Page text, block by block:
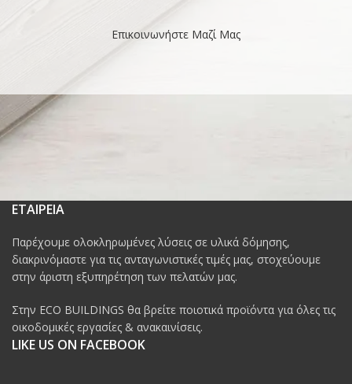
Επικοινωνήστε Μαζί Μας
ΕΤΑΙΡΕΙΑ
Παρέχουμε ολοκληρωμένες λύσεις σε υλικά δόμησης,
διακρινόμαστε για τις ανταγωνιστικές τιμές μας, στοχεύουμε
στην άριστη εξυπηρέτηση των πελατών μας.
Στην ECO BUILDINGS θα βρείτε ποιοτικά προϊόντα για όλες τις
οικοδομικές εργασίες & ανακαινίσεις.
LIKE US ON FACEBOOK